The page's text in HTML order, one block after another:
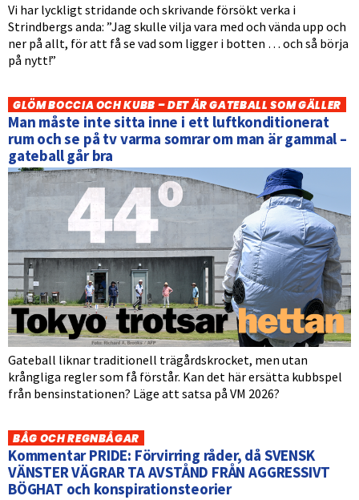
Vi har lyckligt stridande och skrivande försökt verka i
Strindbergs anda: ”Jag skulle vilja vara med och vända upp och
ner på allt, för att få se vad som ligger i botten … och så börja
på nytt!”
GLÖM BOCCIA OCH KUBB – DET ÄR GATEBALL SOM GÄLLER
Man måste inte sitta inne i ett luftkonditionerat
rum och se på tv varma somrar om man är gammal –
gateball går bra
Gateball liknar traditionell trägårdskrocket, men utan
krångliga regler som få förstår. Kan det här ersätta kubbspel
från bensinstationen? Läge att satsa på VM 2026?
BÅG OCH REGNBÅGAR
Kommentar PRIDE: Förvirring råder, då SVENSK
VÄNSTER VÄGRAR TA AVSTÅND FRÅN AGGRESSIVT
BÖGHAT och konspirationsteorier